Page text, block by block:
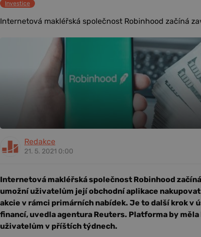
Investice
Internetová makléřská společnost Robinhood začíná
Redakce
21. 5. 2021 0:00
Internetová makléřská společnost Robinhood
umožní uživatelům její obchodní aplikace
akcie v rámci primárních nabídek. Je to další krok v
financí, uvedla agentura Reuters. Platforma by
uživatelům v příštích týdnech.